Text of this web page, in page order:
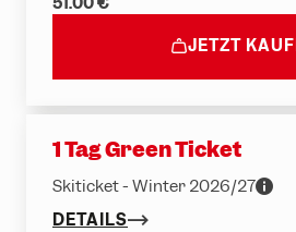
JETZT
1 Tag Green Ticket
Skiticket - Winter 2026/27
DETAILS